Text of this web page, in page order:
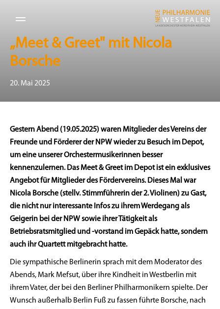
„Meet & Greet" mit Nicola
Borsche
20. Mai 2025
Gestern Abend (19.05.2025) waren Mitglieder des Vereins der
Freunde und Förderer der NPW wieder zu Besuch im Depot,
um eine unserer Orchestermusikerinnen besser
kennenzulernen. Das Meet & Greet im Depot ist ein exklusives
Angebot für Mitglieder des Fördervereins. Dieses Mal war
Nicola Borsche (stellv. Stimmführerin der 2. Violinen) zu Gast,
die nicht nur interessante Infos zu ihrem Werdegang als
Geigerin bei der NPW sowie ihrer Tätigkeit als
Betriebsratsmitglied und -vorstand im Gepäck hatte, sondern
auch ihr Quartett mitgebracht hatte.
Die sympathische Berlinerin sprach mit dem Moderator des
Abends, Mark Mefsut, über ihre Kindheit in Westberlin mit
ihrem Vater, der bei den Berliner Philharmonikern spielte. Der
Wunsch außerhalb Berlin Fuß zu fassen führte Borsche, nach